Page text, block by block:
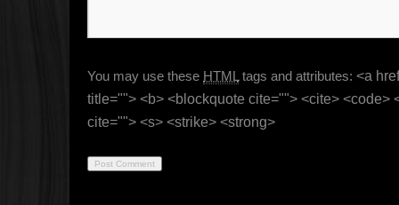
You may use these HTML tags and attributes: <a
title=""> <b> <blockquote cite=""> <cite> <code>
cite=""> <s> <strike> <strong>